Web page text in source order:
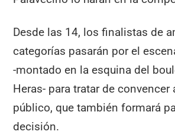
Desde las 14, los finalistas de
categorías pasarán por el
-montado en la esquina del
Heras- para tratar de convencer
público, que también formará
decisión.